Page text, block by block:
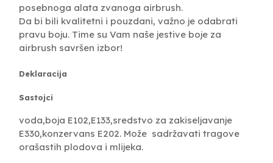
posebnoga alata zvanoga airbrush.
Da bi bili kvalitetni i pouzdani, važno je odabrati
pravu boju. Time su Vam naše jestive boje za
airbrush savršen izbor!
Deklaracija
Sastojci
voda,boja E102,E133,sredstvo za zakiseljavanje
E330,konzervans E202. Može sadržavati tragove
orašastih plodova i mlijeka.